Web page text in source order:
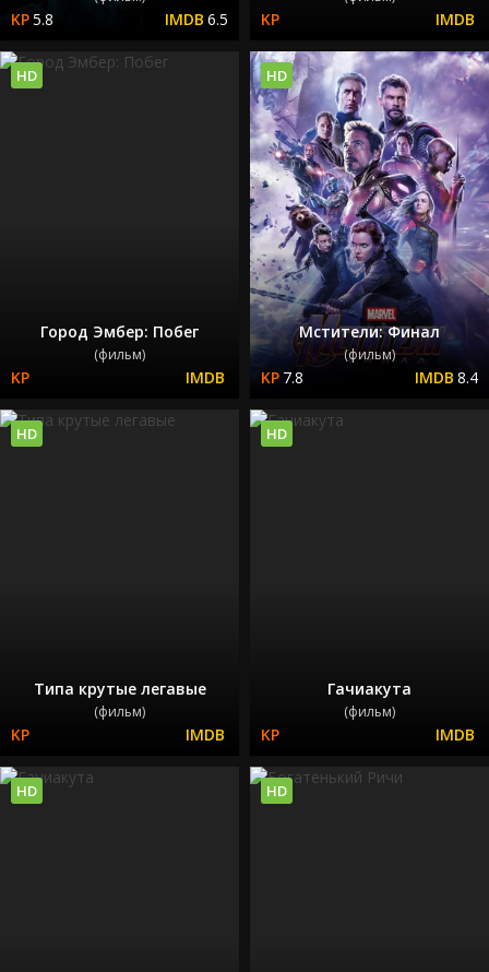
5.8 6.5
Город Эмбер: Побег
(фильм)
HD
Мстители: Финал
(фильм)
7.8 8.4
HD
Типа крутые легавые
(фильм)
HD
Гачиакута
(фильм)
HD
HD HD